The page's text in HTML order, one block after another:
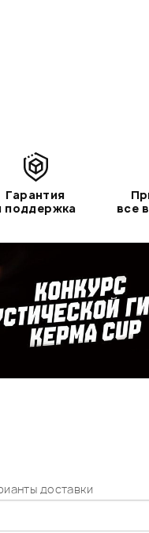
Гарантия
поддержка
все
доставки